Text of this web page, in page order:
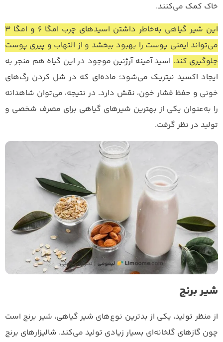
خاک کمک می‌کنند.
این شیر گیاهی به‌خاطر داشتن اسیدهای چرب امگا ۶ و امگا ۳
می‌تواند ایمنی پوست را بهبود ببخشد و از التهاب و پیری پوست
جلوگیری کند. اسید آمینه آرژنین موجود در این گیاه هم منجر به
ایجاد اکسید نیتریک می‌شود؛ ماده‌ای که در شل کردن رگ‌های
خونی و حفظ فشار خون، نقش دارد. در نتیجه، می‌توان شاهدانه
را به‌عنوان یکی از بهترین شیرهای گیاهی برای مصرف شخصی و
تولید در نظر گرفت.
شیر برنج
از منظر تولید، یکی از بدترین نوع‌های شیر گیاهی، شیر برنج است
چون گازهای گلخانه‌ای بسیار زیادی تولید می‌کند. شالیزارهای برنج